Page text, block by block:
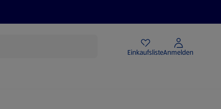
EinkaufslisteAnmelden